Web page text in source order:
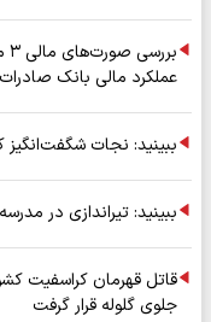
عملکرد مالی بانک صادرات ایران/
ببینید: نجات شگفت‌انگیز
ببینید: تیراندازی در مدرسه‌ای
قاتل قهرمان کراسفیت
جلوی گلوله قرار گرفت